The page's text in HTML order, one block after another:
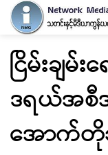
ငြိမ်းချ
ဒရယ်အစီ
အောက်တို